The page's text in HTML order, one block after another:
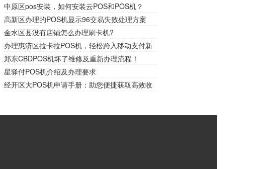
南，解锁财务收款新捷径！
中原区pos安装，如何安装云POS和POS机？
高新区办理的POS机显示96交易失败处理方案
金水区县没有店铺怎么办理刷卡机?
办理惠济区拉卡拉POS机，轻松跨入移动支付新
时代！
郑东CBDPOS机坏了维修及重新办理流程！
星驿付POS机介绍及办理要求
经开区大POS机申请手册：助您便捷获取高效收